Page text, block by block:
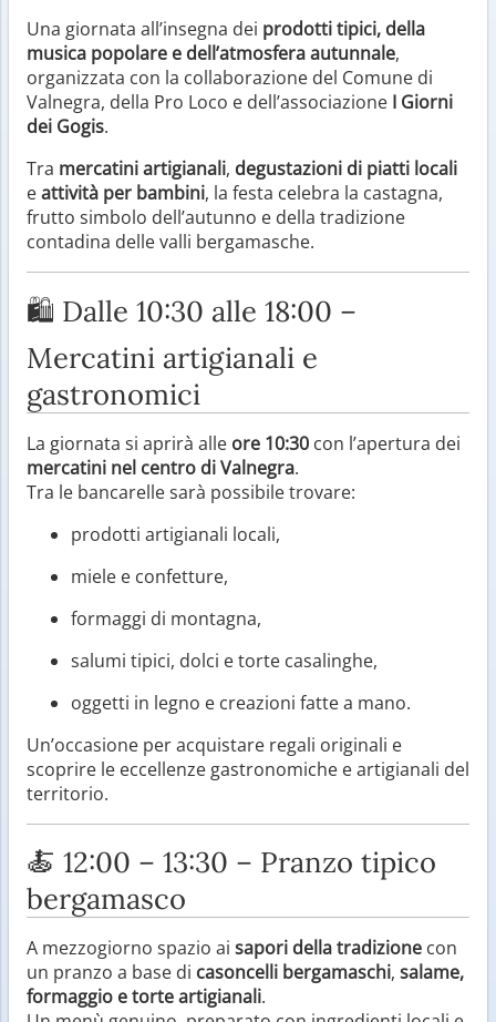
Una giornata all’insegna dei prodotti tipici, della
musica popolare e dell’atmosfera autunnale,
organizzata con la collaborazione del Comune di
Valnegra, della Pro Loco e dell’associazione I Giorni
dei Gogis.
Tra mercatini artigianali, degustazioni di piatti locali
eattività per bambini, la festa celebra la castagna,
frutto simbolo dell’autunno e della tradizione
contadina delle valli bergamasche.
🛍️ Dalle 10:30 alle 18:00 –
Mercatini artigianali e
gastronomici
La giornata si aprirà alle ore 10:30 con l’apertura dei
mercatini nel centro di Valnegra.
Tra le bancarelle sarà possibile trovare:
prodotti artigianali locali,
miele e confetture,
formaggi di montagna,
salumi tipici, dolci e torte casalinghe,
oggetti in legno e creazioni fatte a mano.
Un’occasione per acquistare regali originali e
scoprire le eccellenze gastronomiche e artigianali del
territorio.
🍝 12:00 – 13:30 – Pranzo tipico
bergamasco
A mezzogiorno spazio ai sapori della tradizione con
un pranzo a base di casoncelli bergamaschi, salame,
formaggio e torte artigianali.